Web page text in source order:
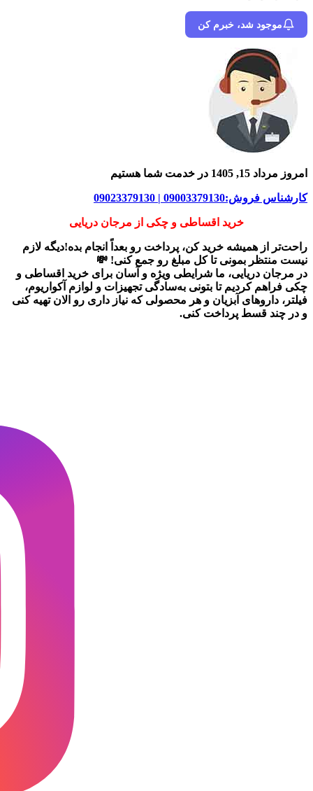
موجود شد، خبرم کن
امروز مرداد 15, 1405 در خدمت شما هستیم
کارشناس فروش:09003379130 | 09023379130
خرید اقساطی و چکی از مرجان دریایی
راحت‌تر از همیشه خرید کن، پرداخت رو بعداً انجام بده!دیگه لازم
نیست منتظر بمونی تا کل مبلغ رو جمع کنی! 💸
در مرجان دریایی، ما شرایطی ویژه و آسان برای خرید اقساطی و
چکی فراهم کردیم تا بتونی به‌سادگی تجهیزات و لوازم آکواریوم،
فیلتر، داروهای آبزیان و هر محصولی که نیاز داری رو الان تهیه کنی
و در چند قسط پرداخت کنی.